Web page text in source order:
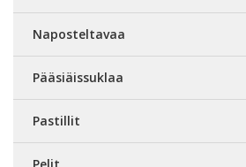
Naposteltavaa
Pääsiäissuklaa
Pastillit